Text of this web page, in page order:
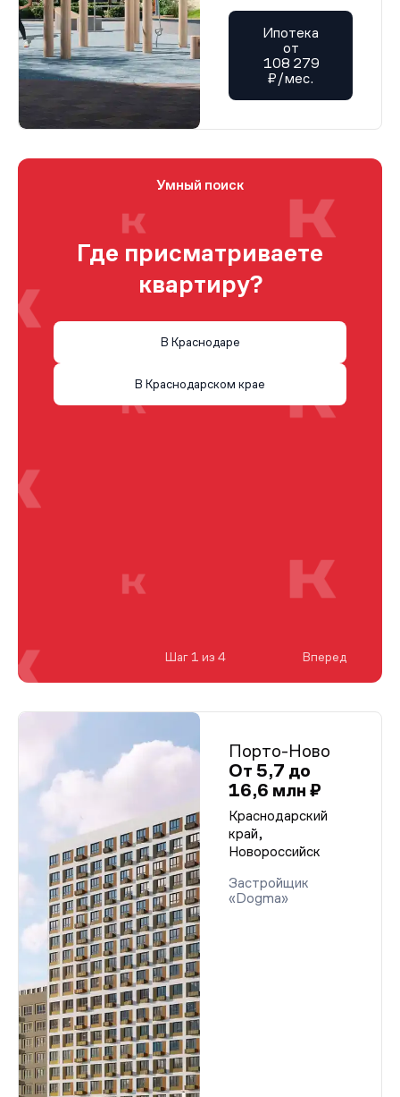
Ипотека
от
108 279
₽/мес.
Порто-Ново
От 5,7 до
16,6 млн ₽
Краснодарский
край,
Новороссийск
Застройщик
«Dogma»
Умный поиск
Где присматриваете
квартиру?
В Краснодаре
В Краснодарском крае
Шаг 1 из 4 Вперед